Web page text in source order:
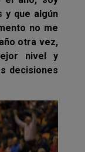
y que algún
no me
otra vez,
nivel y
decisiones